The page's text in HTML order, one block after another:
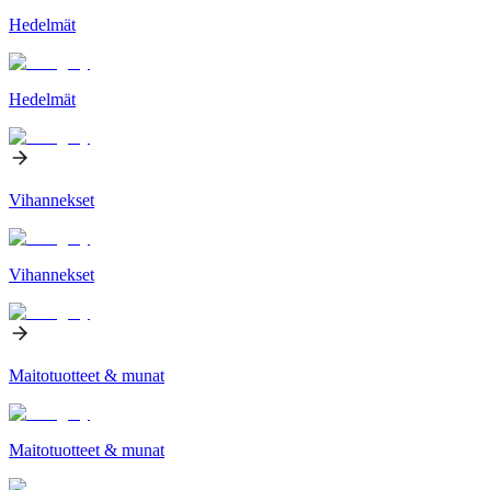
Hedelmät
Hedelmät
Vihannekset
Vihannekset
Maitotuotteet & munat
Maitotuotteet & munat